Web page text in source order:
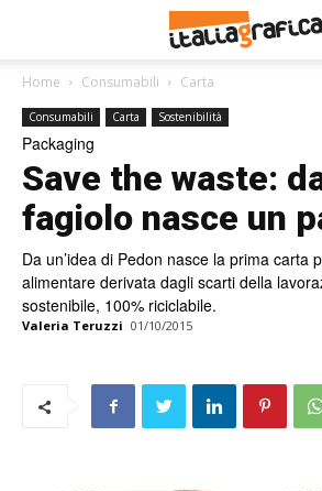
Home Consumabili Carta
Consumabili Carta Sostenibilità
Packaging
Save the waste:
fagiolo nasce un
Da un’idea di Pedon nasce la prima carta
alimentare derivata dagli scarti della
sostenibile, 100% riciclabile.
Valeria Teruzzi 01/10/2015